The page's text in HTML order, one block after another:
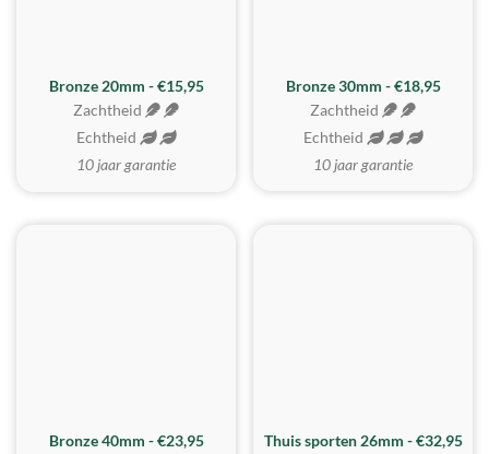
Bronze 20mm - €15,95
Zachtheid
Echtheid
10 jaar garantie
BESTE KOOP
Bronze 30mm - €18,95
Zachtheid
Echtheid
10 jaar garantie
Bronze 40mm - €23,95
Thuis sporten 26mm - €32,95